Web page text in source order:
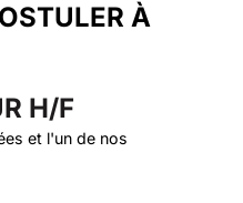
À
H/F
et l'un de nos